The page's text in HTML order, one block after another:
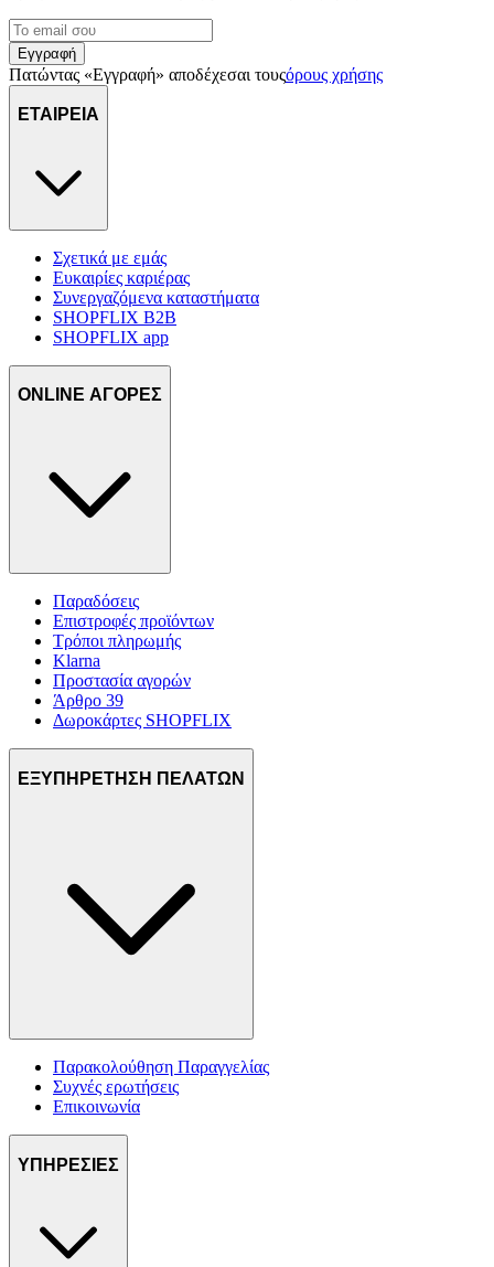
Εγγραφή
Πατώντας «Εγγραφή» αποδέχεσαι τουςόρους χρήσης
ΕΤΑΙΡΕΙΑ
Σχετικά με εμάς
Ευκαιρίες καριέρας
Συνεργαζόμενα καταστήματα
SHOPFLIX B2B
SHOPFLIX app
ONLINE ΑΓΟΡΕΣ
Παραδόσεις
Επιστροφές προϊόντων
Τρόποι πληρωμής
Klarna
Προστασία αγορών
Άρθρο 39
Δωροκάρτες SHOPFLIX
ΕΞΥΠΗΡΕΤΗΣΗ ΠΕΛΑΤΩΝ
Παρακολούθηση Παραγγελίας
Συχνές ερωτήσεις
Επικοινωνία
ΥΠΗΡΕΣΙΕΣ